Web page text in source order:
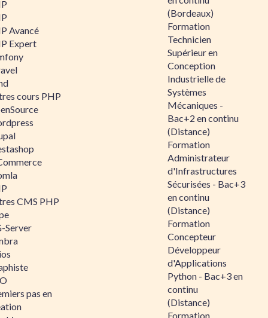
Avancé
Expert
cours PHP
CMS PHP
Server
pas en
(Bordeaux)
Formation
Technicien
Supérieur en
Conception
Industrielle de
Systèmes
Mécaniques -
Bac+2 en continu
(Distance)
Formation
Administrateur
d'Infrastructures
Sécurisées - Bac+3
en continu
(Distance)
Formation
Concepteur
Développeur
d'Applications
Python - Bac+3 en
continu
(Distance)
Formation